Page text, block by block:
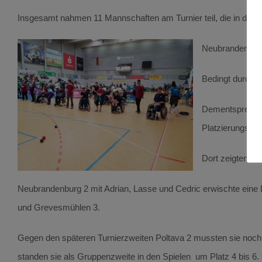
Insgesamt nahmen 11 Mannschaften am Turnier teil, die in drei
Bedingt durch
Dort zeigten
Neubrandenburg 2 mit Adrian, Lasse und Cedric erwischte
und Grevesmühlen 3.
Gegen den späteren Turnierzweiten Poltava 2 mussten sie
standen sie als Gruppenzweite in den Spielen um Platz 4 bis